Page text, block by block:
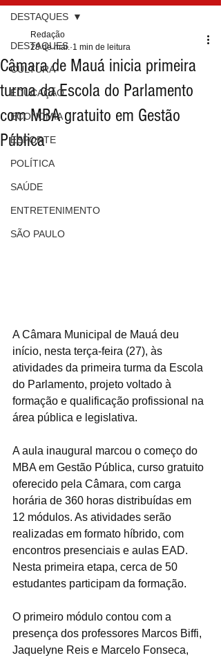
DESTAQUES
CULTURA
EDUCAÇÃO
ECONOMIA
ESPORTE
POLÍTICA
SAÚDE
ENTRETENIMENTO
SÃO PAULO
DESTAQUES
Câmara de Mauá inicia primeira
turma da Escola do Parlamento
com MBA gratuito em Gestão
Pública
Redação
28 de mai. 1 min de leitura
A Câmara Municipal de Mauá deu
início, nesta terça-feira (27), às
atividades da primeira turma da Escola
do Parlamento, projeto voltado à
formação e qualificação profissional na
área pública e legislativa.
A aula inaugural marcou o começo do
MBA em Gestão Pública, curso gratuito
oferecido pela Câmara, com carga
horária de 360 horas distribuídas em
12 módulos. As atividades serão
realizadas em formato híbrido, com
encontros presenciais e aulas EAD.
Nesta primeira etapa, cerca de 50
estudantes participam da formação.
O primeiro módulo contou com a
presença dos professores Marcos Biffi,
Jaquelyne Reis e Marcelo Fonseca,